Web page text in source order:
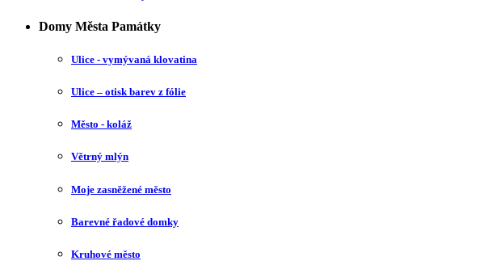
Domy Města Památky
Ulice - vymývaná klovatina
Ulice – otisk barev z fólie
Město - koláž
Větrný mlýn
Moje zasněžené město
Barevné řadové domky
Kruhové město